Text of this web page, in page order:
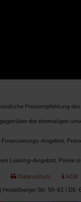
Preisempfehlung
der ehemaligen
Angebot.
Leasing-Angebot. Preise
Datenschutz AGB
Str. 55-61 |